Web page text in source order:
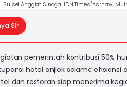
Sulsel Anggiat Sinaga. IDN Times/Asrhawi
Sih
pemerintah kontribusi 50%
hotel anjlok selama efisiensi
dan restoran siap menerima